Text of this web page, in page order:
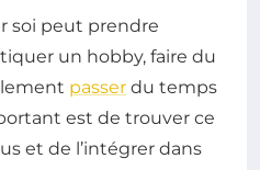
soi peut prendre
un hobby, faire du
passer du temps
est de trouver ce
et de l’intégrer dans